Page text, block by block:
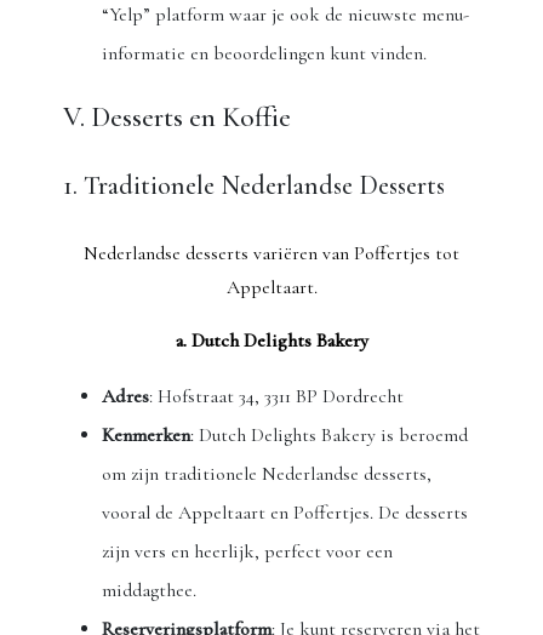
“Yelp” platform waar je ook de nieuwste menu-
informatie en beoordelingen kunt vinden.
V. Desserts en Koffie
1. Traditionele Nederlandse Desserts
Nederlandse desserts variëren van Poffertjes tot
Appeltaart.
a. Dutch Delights Bakery
Adres: Hofstraat 34, 3311 BP Dordrecht
Kenmerken: Dutch Delights Bakery is beroemd
om zijn traditionele Nederlandse desserts,
vooral de Appeltaart en Poffertjes. De desserts
zijn vers en heerlijk, perfect voor een
middagthee.
Reserveringsplatform: Je kunt reserveren via het